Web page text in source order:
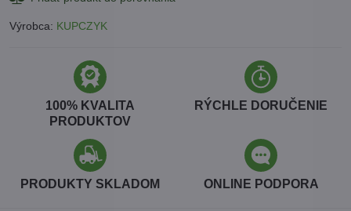
Výrobca: KUPCZYK
100% KVALITA
PRODUKTOV
RÝCHLE DORUČENIE
PRODUKTY SKLADOM ONLINE PODPORA